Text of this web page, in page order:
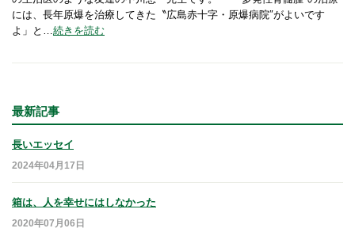
には、長年原爆を治療してきた〝広島赤十字・原爆病院″がよいです
よ」と…続きを読む
最新記事
長いエッセイ
2024年04月17日
箱は、人を幸せにはしなかった
2020年07月06日